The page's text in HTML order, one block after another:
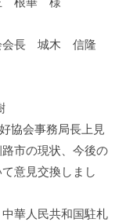
会会長 城木 信隆
協会事務局長上見
市の現状、今後の
意見交換しまし
華人民共和国駐札